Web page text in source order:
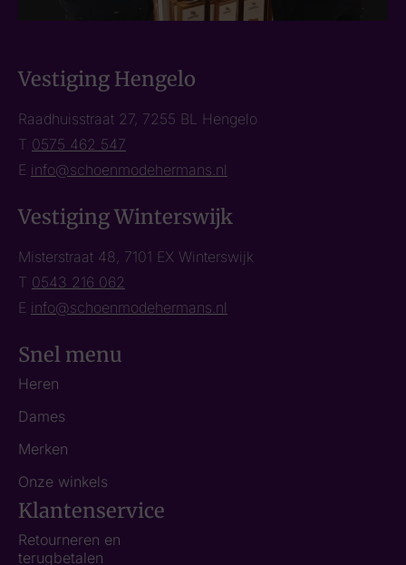
Vestiging Hengelo
Raadhuisstraat 27, 7255 BL Hengelo
T 0575 462 547
E info@schoenmodehermans.nl
Vestiging Winterswijk
Misterstraat 48, 7101 EX Winterswijk
T 0543 216 062
E info@schoenmodehermans.nl
Snel menu
Heren
Dames
Merken
Onze winkels
Klantenservice
Retourneren en
terugbetalen